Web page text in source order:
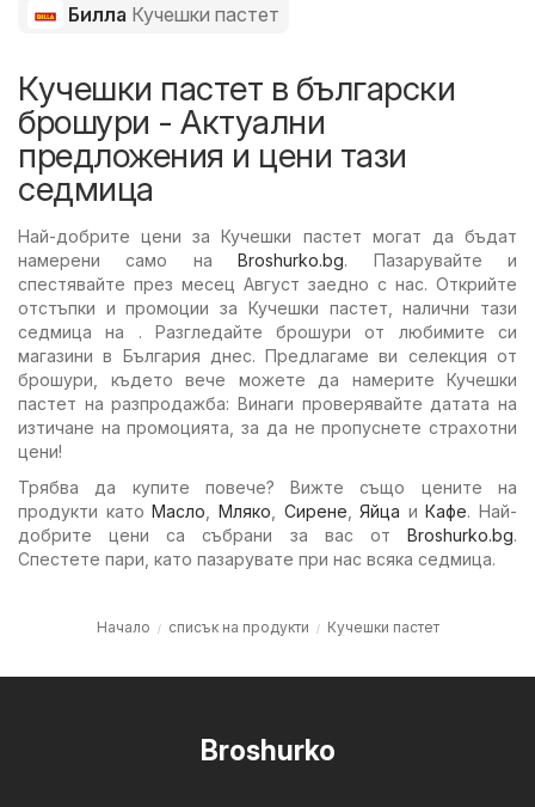
Билла Кучешки пастет
Кучешки пастет в български
брошури - Актуални
предложения и цени тази
седмица
Най-добрите цени за Кучешки пастет могат да бъдат
намерени само наBroshurko.bg. Пазарувайте и
спестявайте през месец Август заедно с нас. Открийте
отстъпки и промоции за Кучешки пастет, налични тази
седмица на . Разгледайте брошури от любимите си
магазини в България днес. Предлагаме ви селекция от
брошури, където вече можете да намерите Кучешки
пастет на разпродажба: Винаги проверявайте датата на
изтичане на промоцията, за да не пропуснете страхотни
цени!
Трябва да купите повече? Вижте също цените на
продукти катоМасло Мляко Сирене ,Яйца иКафе. Най-
добрите цени са събрани за вас от Broshurko.bg.
Спестете пари, като пазарувате при нас всяка седмица.
Начало списък на продукти Кучешки пастет
Broshurko